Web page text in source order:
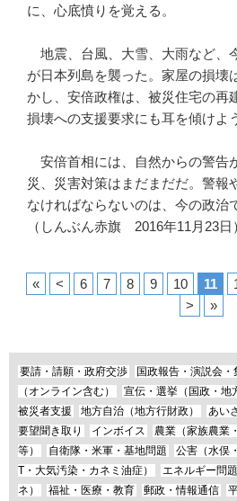
に、心底憤りを覚える。
地震、台風、大雪、大雨など、
が日本列島を襲った。家屋の損壊
かし、安倍政権は、被災住宅の再
損壊への支援要求にも耳を傾けよ
安倍首相には、自然からの警告
災、災害対策はまだまだだ。警報
なければならないのは、今の政治
（しんぶん赤旗 2016年11月23日
« < 6 7 8 9 10 11
>
»
要請・請願・政府交渉
国政報告・演説会
（オンライン含む）
宣伝・選挙（国政・地
被災者支援
地方自治（地方行財政） あい
要望聞き取り
インボイス
農業（家族農業
等）
自衛隊・米軍・基地問題
公害（水俣
T・大気汚染・カネミ油症）
エネルギー問
ネ）
福祉・医療・教育 郵政・情報通信